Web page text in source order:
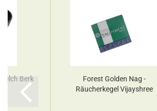
Berk
Forest Golden Nag -
Räucherkegel Vijayshree